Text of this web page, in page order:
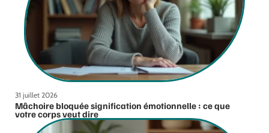
31 juillet 2026
Mâchoire bloquée signification émotionnelle : ce que
votre corps veut dire